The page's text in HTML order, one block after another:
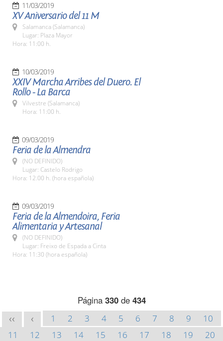
11/03/2019
XV Aniversario del 11 M
Salamanca (Salamanca)
Lugar: Plaza Mayor
Hora: 11:00 h.
10/03/2019
XXIV Marcha Arribes del Duero. El
Rollo - La Barca
Vilvestre (Salamanca)
Hora: 11:00 h.
09/03/2019
Feria de la Almendra
(NO DEFINIDO)
Lugar: Castelo Rodrigo
Hora: 12.00 h. (hora española)
09/03/2019
Feria de la Almendoira, Feria
Alimentaria y Artesanal
(NO DEFINIDO)
Lugar: Freixo de Espada a Cinta
Hora: 11:30 (hora española)
Página 330de 434
<< < 1 2 3 4 5 6 7 8 9
10
11
12 13 14 15 16 17 18 19
20